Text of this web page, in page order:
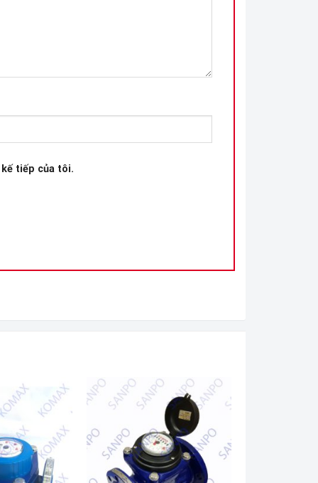
tiếp của tôi.